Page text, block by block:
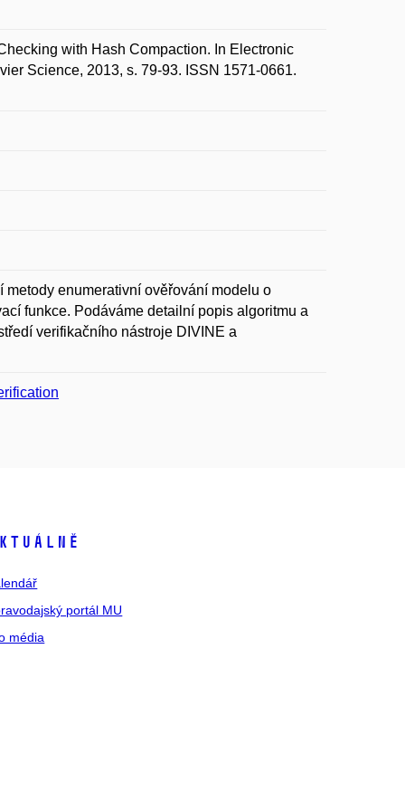
with Hash Compaction. In Electronic
Science, 2013, s. 79-93. ISSN 1571-0661.
enumerativní ověřování modelu o
funkce. Podáváme detailní popis algoritmu a
verifikačního nástroje DIVINE a
portál MU
média